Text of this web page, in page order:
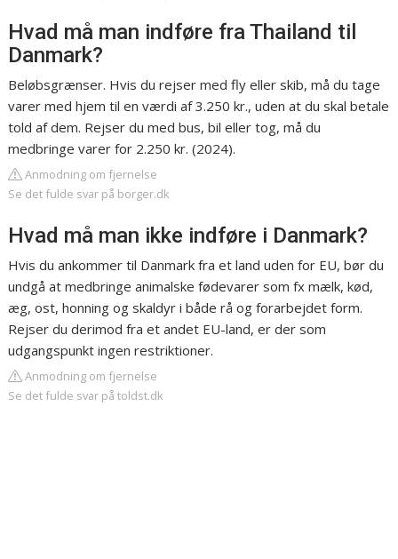
Hvad må man indføre fra Thailand til
Danmark?
Beløbsgrænser. Hvis du rejser med fly eller skib, må du tage
varer med hjem til en værdi af 3.250 kr., uden at du skal betale
told af dem. Rejser du med bus, bil eller tog, må du
medbringe varer for 2.250 kr. (2024).
Anmodning om fjernelse
Se det fulde svar på borger.dk
Hvad må man ikke indføre i Danmark?
Hvis du ankommer til Danmark fra et land uden for EU, bør du
undgå at medbringe animalske fødevarer som fx mælk, kød,
æg, ost, honning og skaldyr i både rå og forarbejdet form.
Rejser du derimod fra et andet EU-land, er der som
udgangspunkt ingen restriktioner.
Anmodning om fjernelse
Se det fulde svar på toldst.dk